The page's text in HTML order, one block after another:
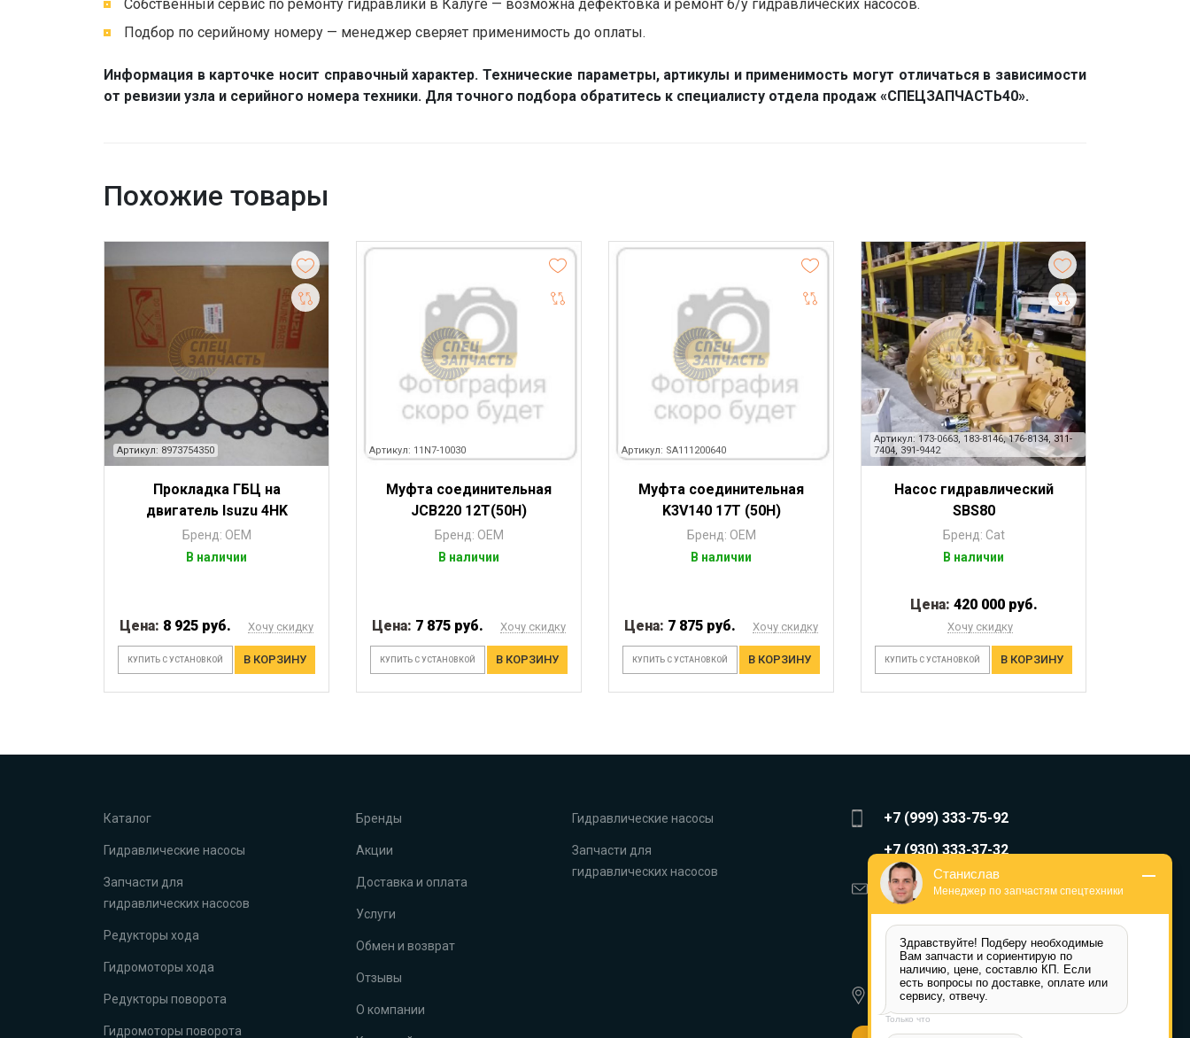
Собственный сервис по ремонту гидравлики в Калуге — возможна дефектовка и ремонт б/у гидравлических насосов.
Подбор по серийному номеру — менеджер сверяет применимость до оплаты.
Информация в карточке носит справочный характер. Технические параметры, артикулы и применимость могут отличаться в зависимости
от ревизии узла и серийного номера техники. Для точного подбора обратитесь к специалисту отдела продаж «СПЕЦЗАПЧАСТЬ40».
Похожие товары
Артикул: 8973754350
Прокладка ГБЦ на
двигатель Isuzu 4HK
Бренд: OEM
В наличии
Цена: 8 925 руб. Хочу скидку
КУПИТЬ С УСТАНОВКОЙ В КОРЗИНУ
Артикул: 11N7-10030
Муфта соединительная
JCB220 12Т(50H)
Бренд: OEM
В наличии
Цена: 7 875 руб. Хочу скидку
КУПИТЬ С УСТАНОВКОЙ В КОРЗИНУ
Артикул: SA111200640
Муфта соединительная
K3V140 17Т (50Н)
Бренд: OEM
В наличии
Цена: 7 875 руб. Хочу скидку
КУПИТЬ С УСТАНОВКОЙ В КОРЗИНУ
Артикул: 173-0663, 183-8146, 176-8134, 311-
7404, 391-9442
Насос гидравлический
SBS80
Бренд: Cat
В наличии
Цена: 420 000 руб.
Хочу скидку
КУПИТЬ С УСТАНОВКОЙ В КОРЗИНУ
Каталог
Гидравлические насосы
Запчасти для
гидравлических насосов
Редукторы хода
Гидромоторы хода
Редукторы поворота
Гидромоторы поворота
Бренды
Акции
Доставка и оплата
Услуги
Обмен и возврат
Отзывы
О компании
Гидравлические насосы
Запчасти для
гидравлических насосов
+7 (999) 333-75-92
+7 (930) 333-37-32
zakaz@reduktor40.ru
reductor-40@mail.ru
reduktora40@mail.ru
350072, г. Краснодар,
Ростовское шоссе д. 22А
Станислав
Менеджер по запчастям спецтехники
Здравствуйте! Подберу необходимые
Вам запчасти и сориентирую по
наличию, цене, составлю КП. Если
есть вопросы по доставке, оплате или
сервису, отвечу.
Только что